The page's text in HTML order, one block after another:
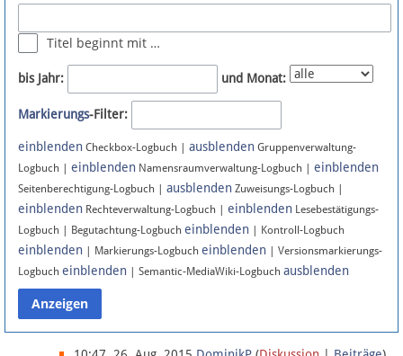
Newsletter
Bluesky
Facebook
Instagram
Anmelden
Datenschutz
Titel beginnt mit …
bis Jahr: und Monat:
Markierungs-Filter:
einblenden Checkbox-Logbuch | ausblenden Gruppenverwaltung-
Logbuch | einblenden Namensraumverwaltung-Logbuch | einblenden
Seitenberechtigung-Logbuch | ausblenden Zuweisungs-Logbuch |
einblenden Rechteverwaltung-Logbuch | einblenden Lesebestätigungs-
Logbuch | Begutachtung-Logbuch einblenden | Kontroll-Logbuch
einblenden | Markierungs-Logbuch einblenden | Versionsmarkierungs-
Logbuch einblenden | Semantic-MediaWiki-Logbuch ausblenden